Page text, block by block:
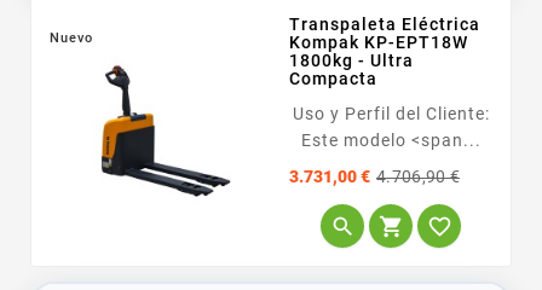
Nuevo
Transpaleta Eléctrica
Kompak KP-EPT18W
1800kg - Ultra
Compacta
Uso y Perfil del Cliente:
Este modelo <span...
3.731,00 € 4.706,90 €
  